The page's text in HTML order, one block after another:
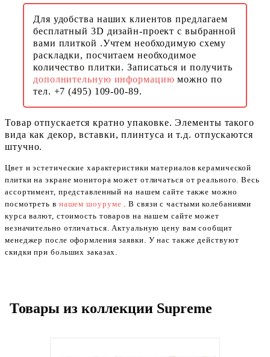
Для удобства наших клиентов предлагаем
бесплатный 3D дизайн-проект с выбранной
вами плиткой .Учтем необходимую схему
раскладки, посчитаем необходимое
количество плитки. Записаться и получить
дополнительную информациюможно по
тел. +7 (495) 109-00-89.
Товар отпускается кратно упаковке. Элементы такого
вида как декор, вставки, плинтуса и т.д. отпускаются
штучно.
Цвет и эстетические характеристики материалов керамической
плитки на экране монитора может отличаться от реального. Весь
ассортимент, представленный на нашем сайте также можно
посмотреть в нашем шоуруме . В связи с частыми колебаниями
курса валют, стоимость товаров на нашем сайте может
незначительно отличаться. Актуальную цену вам сообщит
менеджер после оформления заявки. У нас также действуют
скидки при больших заказах.
Товары из коллекции Supreme